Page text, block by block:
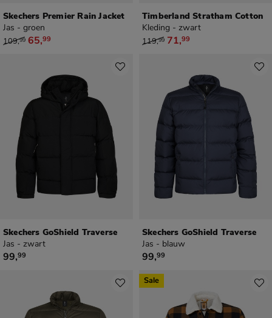
Skechers Premier Rain Jacket
Jas - groen
van € 109,99 voor € 65,99
109,99 65,99
Timberland Stratham Cotton
Kleding - zwart
van € 119,99 voor € 71,99
119,99 71,99
Skechers GoShield Traverse
Jas - zwart
€ 99,99
99,99
Skechers GoShield Traverse
Jas - blauw
€ 99,99
99,99
Sale